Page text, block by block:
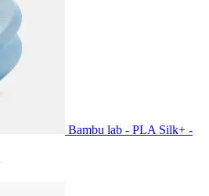
Bambu lab - PLA Silk+ -